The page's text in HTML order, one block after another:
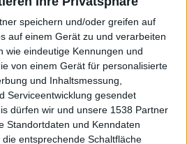
speichern und/oder greifen auf
auf einem Gerät zu und verarbeiten
wie eindeutige Kennungen und
von einem Gerät für personalisierte
und Inhaltsmessung,
Serviceentwicklung gesendet
dürfen wir und unsere 1538 Partner
Standortdaten und Kenndaten
entsprechende Schaltfläche
#2 #3